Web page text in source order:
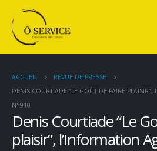
ACCUEIL
REVUE DE PRESSE
DENIS COURTIADE “LE GOÛT DE FAIRE PLAISIR”,
N°910
Denis Courtiade “Le
plaisir”, l’Information